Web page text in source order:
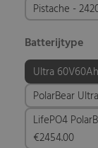
Pistache -
Batterijtype
Ultra
PolarBear
LifePO4
€2454.00